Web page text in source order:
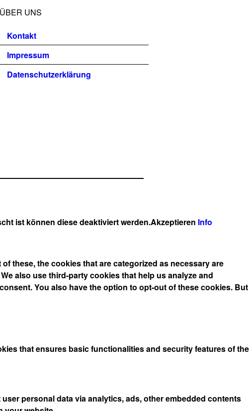
ÜBER UNS
Kontakt
Impressum
Datenschutzerklärung
ist können diese deaktiviert werden.Akzeptieren Info
these, the cookies that are categorized as necessary are
also use third-party cookies that help us analyze and
You also have the option to opt-out of these cookies. But
that ensures basic functionalities and security features of the
personal data via analytics, ads, other embedded contents